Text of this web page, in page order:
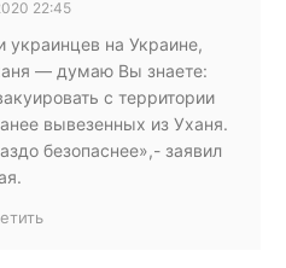
22:45
украинцев на Украине,
— думаю Вы знаете:
с территории
вывезенных из Уханя.
безопаснее»,- заявил